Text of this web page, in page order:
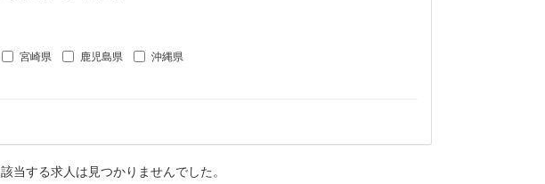
宮崎県 鹿児島県
沖縄県
該当する求人は見つかりませんでした。